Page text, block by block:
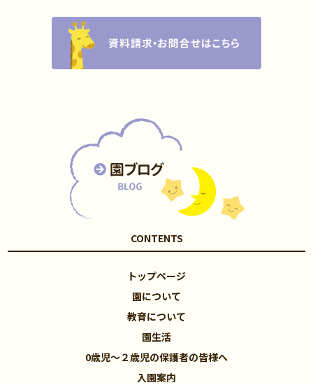
CONTENTS
トップページ
園について
教育について
園生活
0歳児～２歳児の保護者の皆様へ
入園案内